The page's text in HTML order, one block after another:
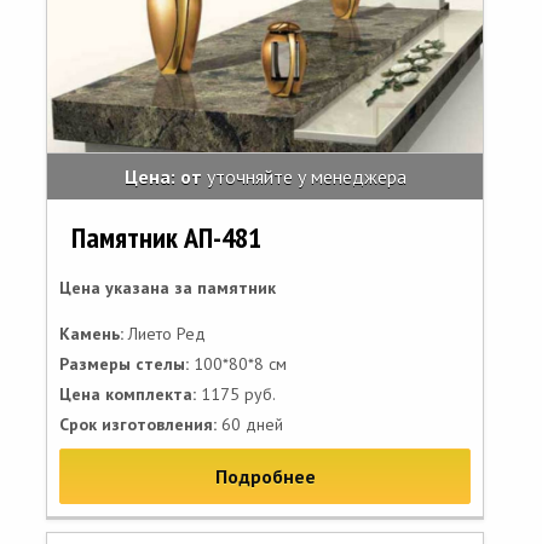
Цена: от уточняйте у менеджера
Памятник АП-481
Цена указана за памятник
Камень:Лието Ред
Размеры стелы: 100*80*8 см
Цена комплекта: 1175 руб.
Срок изготовления: 60 дней
Подробнее